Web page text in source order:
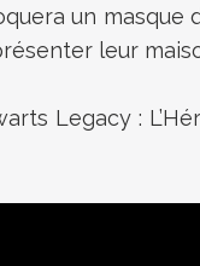
un masque
leur
Legacy :